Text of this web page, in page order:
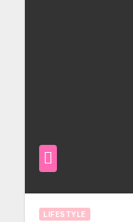
LIFESTYLE